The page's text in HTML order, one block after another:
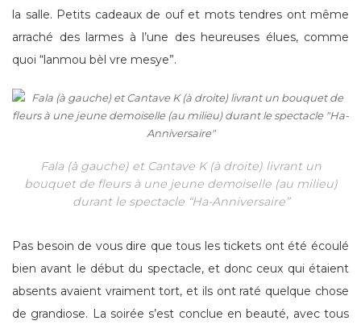
la salle. Petits cadeaux de ouf et mots tendres ont même
arraché des larmes à l’une des heureuses élues, comme
quoi “lanmou bèl vre mesye”.
Fala (à gauche) et Cantave K (à droite) livrant un
bouquet de fleurs à une jeune demoiselle (au milieu)
durant le spectacle “Ha-Anniversaire”
Pas besoin de vous dire que tous les tickets ont été écoulé
bien avant le début du spectacle, et donc ceux qui étaient
absents avaient vraiment tort, et ils ont raté quelque chose
de grandiose. La soirée s’est conclue en beauté, avec tous